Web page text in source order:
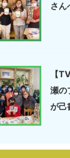
さん
【
瀬の
が己